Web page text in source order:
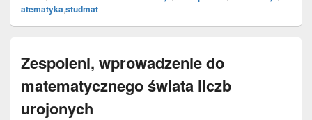
atematyka,studmat
Zespoleni, wprowadzenie do
matematycznego świata liczb
urojonych